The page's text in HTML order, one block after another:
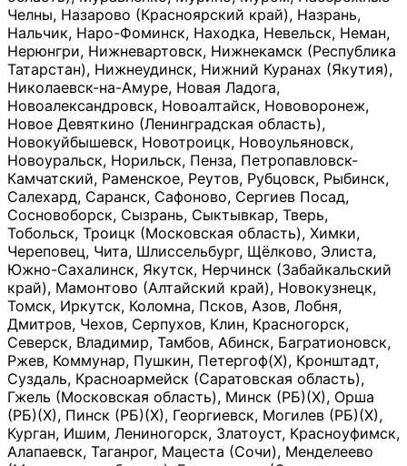
Челны, Назарово (Красноярский край), Назрань,
Нальчик, Наро-Фоминск, Находка, Невельск, Неман,
Нерюнгри, Нижневартовск, Нижнекамск (Республика
Татарстан), Нижнеудинск, Нижний Куранах (Якутия),
Николаевск-на-Амуре, Новая Ладога,
Новоалександровск, Новоалтайск, Нововоронеж,
Новое Девяткино (Ленинградская область),
Новокуйбышевск, Новотроицк, Новоульяновск,
Новоуральск, Норильск, Пенза, Петропавловск-
Камчатский, Раменское, Реутов, Рубцовск, Рыбинск,
Салехард, Саранск, Сафоново, Сергиев Посад,
Сосновоборск, Сызрань, Сыктывкар, Тверь,
Тобольск, Троицк (Московская область), Химки,
Череповец, Чита, Шлиссельбург, Щёлково, Элиста,
Южно-Сахалинск, Якутск, Нерчинск (Забайкальский
край), Мамонтово (Алтайский край), Новокузнецк,
Томск, Иркутск, Коломна, Псков, Азов, Лобня,
Дмитров, Чехов, Серпухов, Клин, Красногорск,
Северск, Владимир, Тамбов, Абинск, Багратионовск,
Ржев, Коммунар, Пушкин, Петергоф(Х), Кронштадт,
Суздаль, Красноармейск (Саратовская область),
Гжель (Московская область), Минск (РБ)(Х), Орша
(РБ)(Х), Пинск (РБ)(Х), Георгиевск, Могилев (РБ)(Х),
Курган, Ишим, Лениногорск, Златоуст, Красноуфимск,
Алапаевск, Таганрог, Мацеста (Сочи), Менделеево